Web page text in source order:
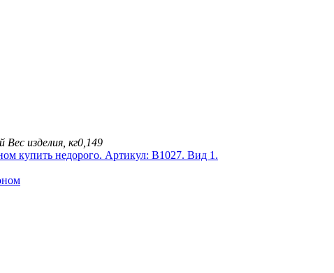
Вес изделия, кг0,149